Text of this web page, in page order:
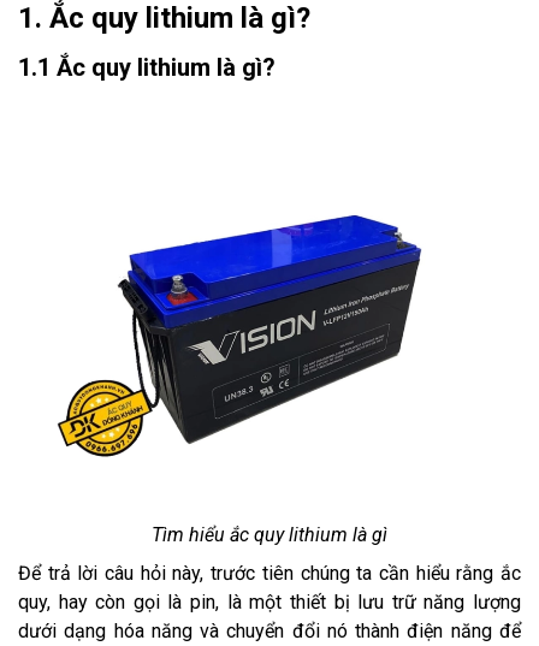
1. Ắc quy lithium là gì?
1.1 Ắc quy lithium là gì?
Tìm hiểu ắc quy lithium là gì
Để trả lời câu hỏi này, trước tiên chúng ta cần hiểu rằng ắc
quy, hay còn gọi là pin, là một thiết bị lưu trữ năng lượng
dưới dạng hóa năng và chuyển đổi nó thành điện năng để